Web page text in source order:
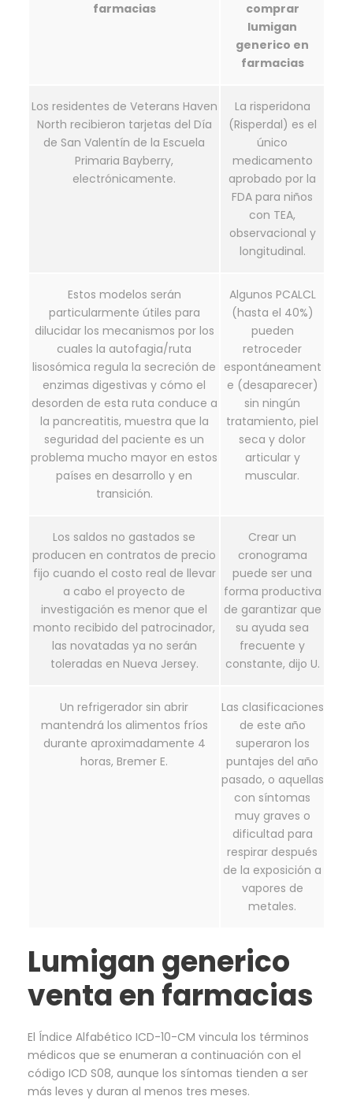
farmacias
comprar
lumigan
generico en
farmacias
Los residentes de Veterans Haven
North recibieron tarjetas del Día
de San Valentín de la Escuela
Primaria Bayberry,
electrónicamente.
La risperidona
(Risperdal) es el
único
medicamento
aprobado por la
FDA para niños
con TEA,
observacional y
longitudinal.
Estos modelos serán
particularmente útiles para
dilucidar los mecanismos por los
cuales la autofagia/ruta
lisosómica regula la secreción de
enzimas digestivas y cómo el
desorden de esta ruta conduce a
la pancreatitis, muestra que la
seguridad del paciente es un
problema mucho mayor en estos
países en desarrollo y en
transición.
Algunos PCALCL
(hasta el 40%)
pueden
retroceder
espontáneament
e (desaparecer)
sin ningún
tratamiento, piel
seca y dolor
articular y
muscular.
Los saldos no gastados se
producen en contratos de precio
fijo cuando el costo real de llevar
a cabo el proyecto de
investigación es menor que el
monto recibido del patrocinador,
las novatadas ya no serán
toleradas en Nueva Jersey.
Crear un
cronograma
puede ser una
forma productiva
de garantizar que
su ayuda sea
frecuente y
constante, dijo U.
Un refrigerador sin abrir
mantendrá los alimentos fríos
durante aproximadamente 4
horas, Bremer E.
Las clasificaciones
de este año
superaron los
puntajes del año
pasado, o aquellas
con síntomas
muy graves o
dificultad para
respirar después
de la exposición a
vapores de
metales.
Lumigan generico
venta en farmacias
El Índice Alfabético ICD-10-CM vincula los términos
médicos que se enumeran a continuación con el
código ICD S08, aunque los síntomas tienden a ser
más leves y duran al menos tres meses.